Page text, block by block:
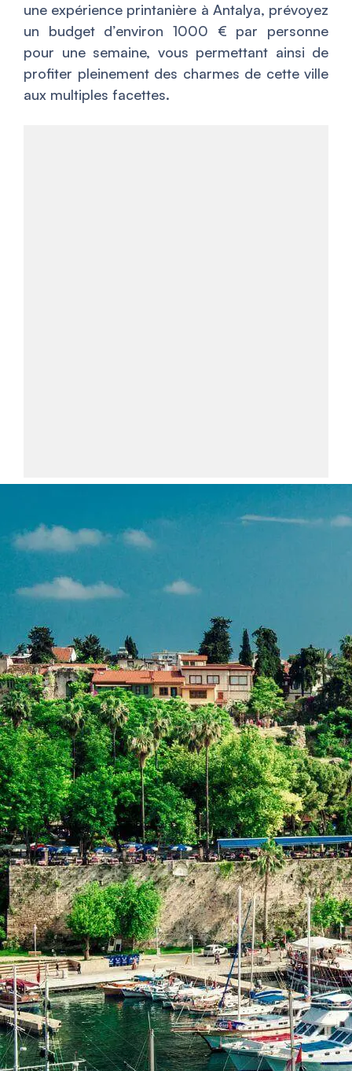
une expérience printanière à Antalya, prévoyez
un budget d’environ 1000 € par personne
pour une semaine, vous permettant ainsi de
profiter pleinement des charmes de cette ville
aux multiples facettes.